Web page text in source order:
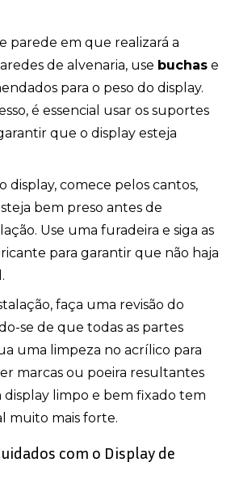
parede em que realizará a
de alvenaria, use buchas e
para o peso do display.
é essencial usar os suportes
que o display esteja
display, comece pelos cantos,
bem preso antes de
Use uma furadeira e siga as
para garantir que não haja
faça uma revisão do
se de que todas as partes
uma limpeza no acrílico para
marcas ou poeira resultantes
display limpo e bem fixado tem
muito mais forte.
com o Display de